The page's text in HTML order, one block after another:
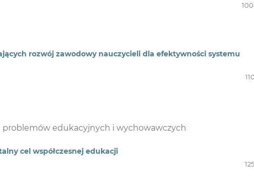
rozwój zawodowy nauczycieli dla efektywności systemu
problemów edukacyjnych i wychowawczych
cel współczesnej edukacji